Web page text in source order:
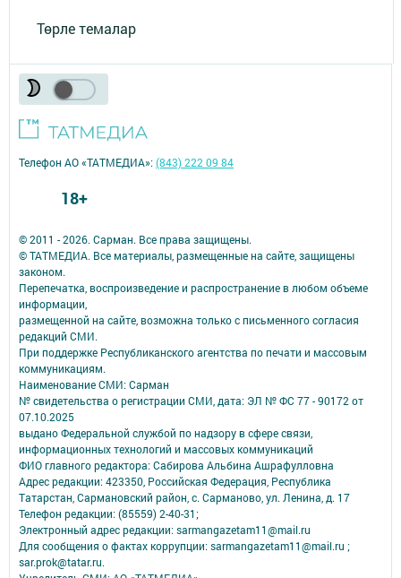
Төрле темалар
© 2011 - 2026. Сарман. Все права защищены.
© ТАТМЕДИА. Все материалы, размещенные на сайте, защищены
законом.
Перепечатка, воспроизведение и распространение в любом объеме
информации,
размещенной на сайте, возможна только с письменного согласия
редакций СМИ.
При поддержке Республиканского агентства по печати и массовым
коммуникациям.
Наименование СМИ: Сарман
№ свидетельства о регистрации СМИ, дата: ЭЛ № ФС 77 - 90172 от
07.10.2025
выдано Федеральной службой по надзору в сфере связи,
информационных технологий и массовых коммуникаций
ФИО главного редактора: Сабирова Альбина Ашрафулловна
Адрес редакции: 423350, Российская Федерация, Республика
Татарстан, Сармановский район, с. Сарманово, ул. Ленина, д. 17
Телефон редакции: (85559) 2-40-31;
Электронный адрес редакции: sarmangazetam11@mail.ru
Для сообщения о фактах коррупции: sarmangazetam11@mail.ru ;
sar.prok@tatar.ru.
Телефон АО «ТАТМЕДИА»:(843) 222 09 84
18+